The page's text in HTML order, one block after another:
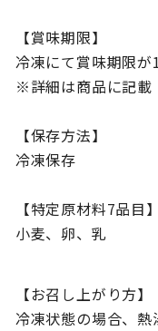
【賞味期限】
冷凍にて賞味期限
※詳細は商品に記載
【保存方法】
冷凍保存
【特定原材料7品目】
小麦、卵、乳
【お召し上がり方】
冷凍状態の場合、熱